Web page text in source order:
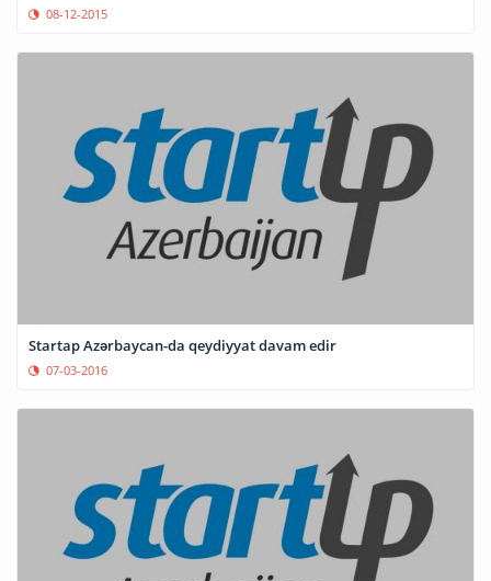
08-12-2015
Startap Azərbaycan-da qeydiyyat davam edir
07-03-2016